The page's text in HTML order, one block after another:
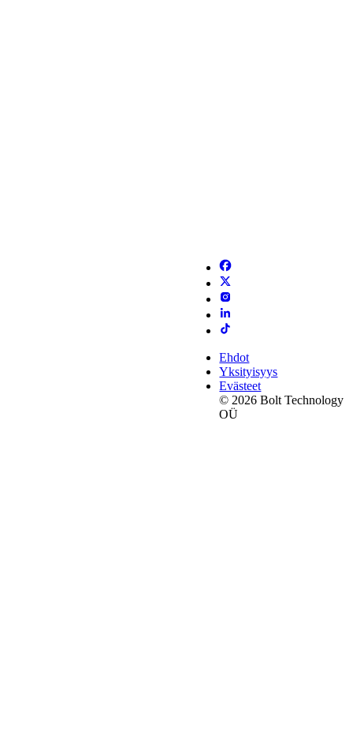
Ehdot
Yksityisyys
Evästeet
© 2026 Bolt Technology
OÜ